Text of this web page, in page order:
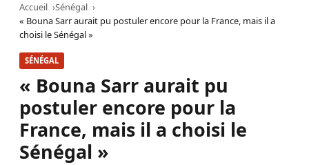
Accueil
Sénégal
« Bouna Sarr aurait pu postuler encore pour la France, mais il a
choisi le Sénégal »
SÉNÉGAL
« Bouna Sarr aurait pu
postuler encore pour la
France, mais il a choisi le
Sénégal »